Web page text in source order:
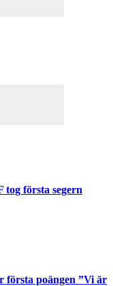
första segern
första poängen ”Vi är